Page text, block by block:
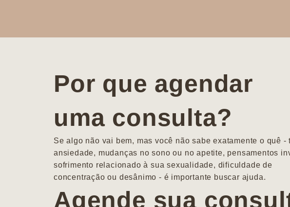
Por que agendar
uma consulta?
Se algo não vai bem, mas você não sabe exatamente o quê -
ansiedade, mudanças no sono ou no apetite, pensamentos
sofrimento relacionado à sua sexualidade, dificuldade de
concentração ou desânimo - é importante buscar ajuda.
Agende sua